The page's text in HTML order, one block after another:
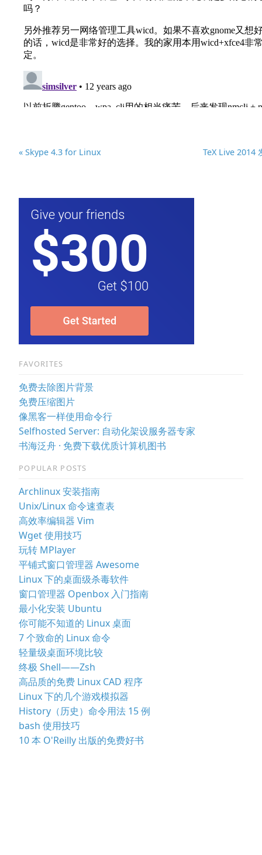
« Skype 4.3 for Linux TeX Live 2014
FAVORITES
免费去除图片背景
免费压缩图片
像黑客一样使用命令行
Selfhosted Server: 自动化架设服务器专家
书海泛舟 · 免费下载优质计算机图书
POPULAR POSTS
Archlinux 安装指南
Unix/Linux 命令速查表
高效率编辑器 Vim
Wget 使用技巧
玩转 MPlayer
平铺式窗口管理器 Awesome
Linux 下的桌面级杀毒软件
窗口管理器 Openbox 入门指南
最小化安装 Ubuntu
你可能不知道的 Linux 桌面
7 个致命的 Linux 命令
轻量级桌面环境比较
终极 Shell——Zsh
高品质的免费 Linux CAD 程序
Linux 下的几个游戏模拟器
History（历史）命令用法 15 例
bash 使用技巧
10 本 O'Reilly 出版的免费好书